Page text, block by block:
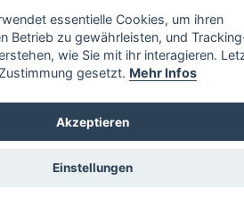
essentielle Cookies, um ihren
Betrieb zu gewährleisten, und
wie Sie mit ihr interagieren.
gesetzt. Mehr Infos
Akzeptieren
Einstellungen